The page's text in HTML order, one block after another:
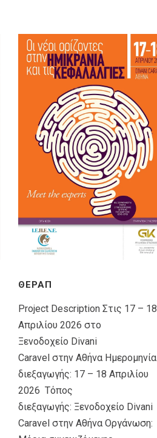
ΘΕΡΑΠ
Project Description Στις 17 – 18
Απριλίου 2026 στο
Ξενοδοχείο Divani
Caravel στην Αθήνα Ημερομηνία
διεξαγωγής: 17 – 18 Απριλίου
2026 Τόπος
διεξαγωγής: Ξενοδοχείο Divani
Caravel στην Αθήνα Οργάνωση: